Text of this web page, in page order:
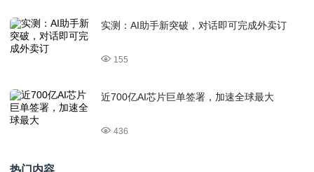
实测：AI助手新突破，对话即可完成外卖订
155
近700亿AI芯片巨单签署，加速全球最大
436
热门内容